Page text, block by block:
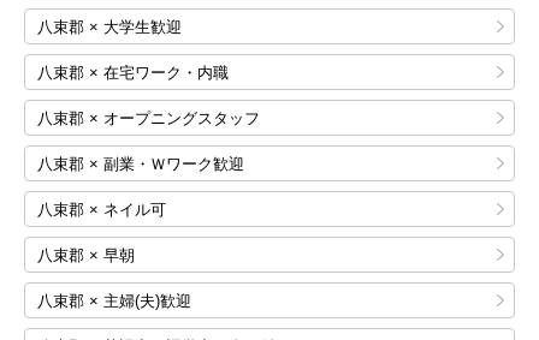
八束郡 × 大学生歓迎
八束郡 × 在宅ワーク・内職
八束郡 × オープニングスタッフ
八束郡 × 副業・Ｗワーク歓迎
八束郡 × ネイル可
八束郡 × 早朝
八束郡 × 主婦(夫)歓迎